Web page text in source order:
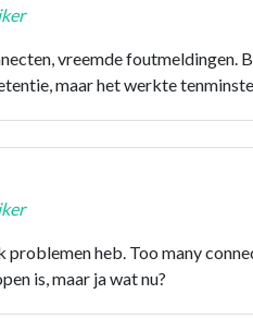
vreemde foutmeldingen.
maar het werkte
heb. Too many
is, maar ja wat nu?